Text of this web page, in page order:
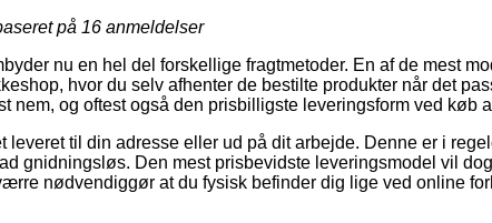
på 16 anmeldelser
nu en hel del forskellige fragtmetoder. En af de mest
hvor du selv afhenter de bestilte produkter når det
nem, og oftest også den prisbilligste leveringsform ved køb
til din adresse eller ud på dit arbejde. Denne er i
gnidningsløs. Den mest prisbevidste leveringsmodel vil
nødvendiggør at du fysisk befinder dig lige ved online